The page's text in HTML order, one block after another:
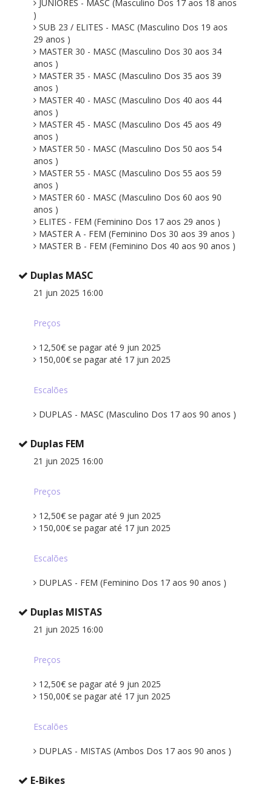
JUNIORES - MASC (Masculino Dos 17 aos 18 anos
)
SUB 23 / ELITES - MASC (Masculino Dos 19 aos
29 anos )
MASTER 30 - MASC (Masculino Dos 30 aos 34
anos )
MASTER 35 - MASC (Masculino Dos 35 aos 39
anos )
MASTER 40 - MASC (Masculino Dos 40 aos 44
anos )
MASTER 45 - MASC (Masculino Dos 45 aos 49
anos )
MASTER 50 - MASC (Masculino Dos 50 aos 54
anos )
MASTER 55 - MASC (Masculino Dos 55 aos 59
anos )
MASTER 60 - MASC (Masculino Dos 60 aos 90
anos )
ELITES - FEM (Feminino Dos 17 aos 29 anos )
MASTER A - FEM (Feminino Dos 30 aos 39 anos )
MASTER B - FEM (Feminino Dos 40 aos 90 anos )
Duplas MASC
21 jun 2025 16:00
Preços
12,50€ se pagar até 9 jun 2025
150,00€ se pagar até 17 jun 2025
Escalões
DUPLAS - MASC (Masculino Dos 17 aos 90 anos )
Duplas FEM
21 jun 2025 16:00
Preços
12,50€ se pagar até 9 jun 2025
150,00€ se pagar até 17 jun 2025
Escalões
DUPLAS - FEM (Feminino Dos 17 aos 90 anos )
Duplas MISTAS
21 jun 2025 16:00
Preços
12,50€ se pagar até 9 jun 2025
150,00€ se pagar até 17 jun 2025
Escalões
DUPLAS - MISTAS (Ambos Dos 17 aos 90 anos )
E-Bikes